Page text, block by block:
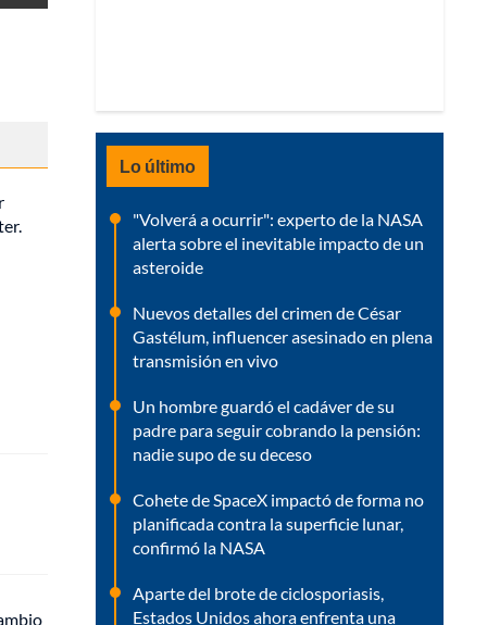
Lo último
"Volverá a ocurrir": experto de la NASA
alerta sobre el inevitable impacto de un
asteroide
Nuevos detalles del crimen de César
Gastélum, influencer asesinado en plena
transmisión en vivo
Un hombre guardó el cadáver de su
padre para seguir cobrando la pensión:
nadie supo de su deceso
Cohete de SpaceX impactó de forma no
planificada contra la superficie lunar,
confirmó la NASA
Aparte del brote de ciclosporiasis,
Estados Unidos ahora enfrenta una